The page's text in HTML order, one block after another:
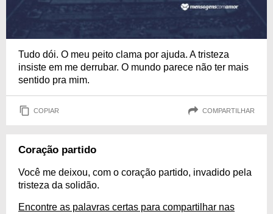
Tudo dói. O meu peito clama por ajuda. A tristeza
insiste em me derrubar. O mundo parece não ter mais
sentido pra mim.
COPIAR COMPARTILHAR
Coração partido
Você me deixou, com o coração partido, invadido pela
tristeza da solidão.
Encontre as palavras certas para compartilhar nas